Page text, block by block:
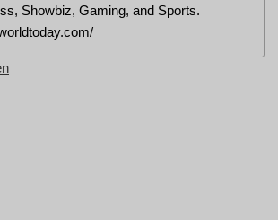
Showbiz, Gaming, and Sports.